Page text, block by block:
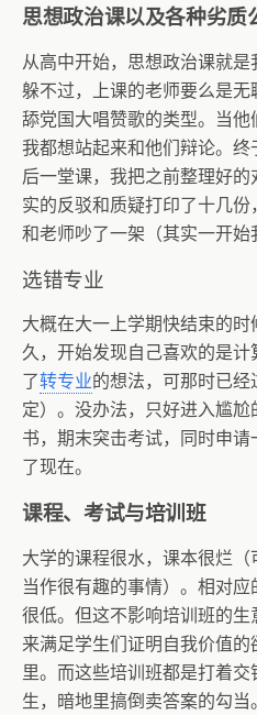
思想政治课以及各种劣质
从高中开始，思想政治课就
躲不过，上课的老师要么是
舔党国大唱赞歌的类型。当
我都想站起来和他们辩论。
后一堂课，我把之前整理好
实的反驳和质疑打印了十几
和老师吵了一架（其实一开
选错专业
大概在大一上学期快结束的
久，开始发现自己喜欢的是
了转专业的想法，可那时已
定）。没办法，只好进入尴
书，期末突击考试，同时申
了现在。
课程、考试与培训班
大学的课程很水，课本很烂
当作很有趣的事情）。相对
很低。但这不影响培训班的
来满足学生们证明自我价值
里。而这些培训班都是打着
生，暗地里搞倒卖答案的勾